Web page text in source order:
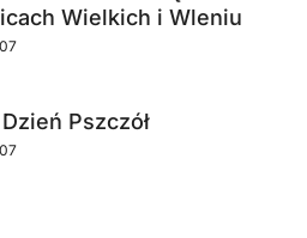
Wielkich i Wleniu
Pszczół